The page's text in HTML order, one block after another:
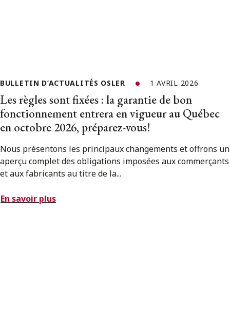
BULLETIN D’ACTUALITÉS OSLER 1 AVRIL 2026
Les règles sont fixées : la garantie de bon
fonctionnement entrera en vigueur au Québec
en octobre 2026, préparez-vous!
Nous présentons les principaux changements et offrons un
aperçu complet des obligations imposées aux commerçants
et aux fabricants au titre de la...
En savoir plus